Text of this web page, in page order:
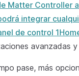
Matter Controller
integrar
de control
avanzadas y
pase, más